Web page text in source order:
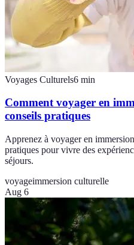
Voyages Culturels6 min
Comment voyager en
conseils pratiques
Apprenez à voyager en
pratiques pour vivre des
séjours.
voyageimmersion culturelle
Aug 6